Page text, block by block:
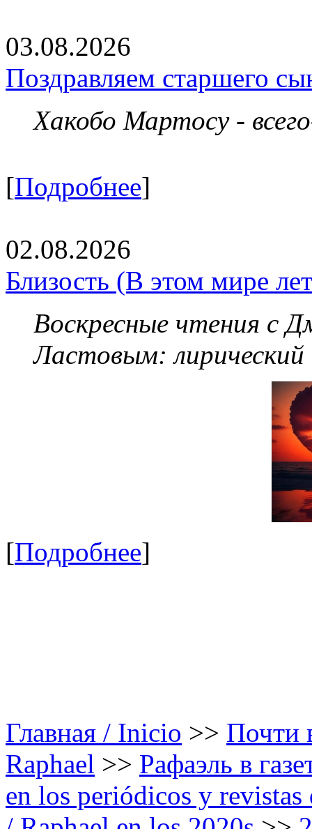
03.08.2026
Поздравляем старшего
Хакобо Мартосу -
[Подробнее]
02.08.2026
Близость (В этом мире
Воскресные чтения с
Ластовым:
[Подробнее]
Главная / Inicio >> Почти
Raphael >> Рафаэль в
en los periódicos y